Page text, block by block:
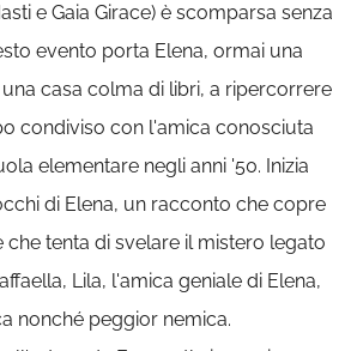
e Gaia Girace) è scomparsa senza
evento porta Elena, ormai una
casa colma di libri, a ripercorrere
condiviso con l'amica conosciuta
elementare negli anni '50. Inizia
di Elena, un racconto che copre
che tenta di svelare il mistero legato
Lila, l'amica geniale di Elena,
nonché peggior nemica.